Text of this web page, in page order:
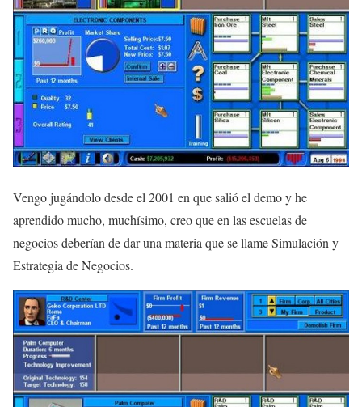
Vengo jugándolo desde el 2001 en que salió el demo y he
aprendido mucho, muchísimo, creo que en las escuelas de
negocios deberían de dar una materia que se llame Simulación y
Estrategia de Negocios.